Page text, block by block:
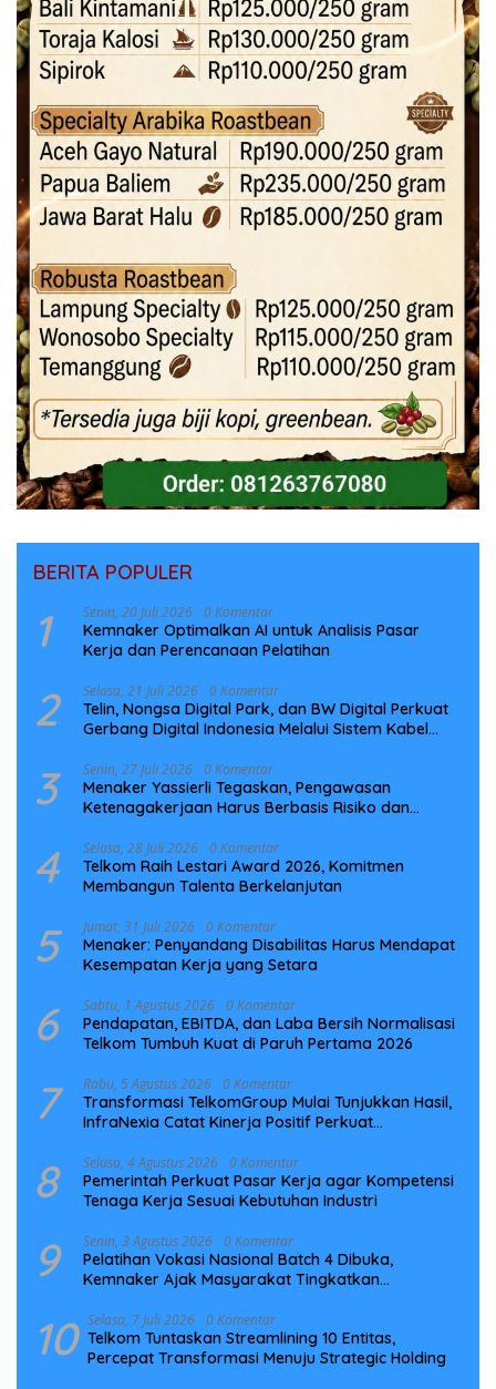
BERITA POPULER
1 Senin, 20 Juli 2026 0 Komentar
Kemnaker Optimalkan AI untuk Analisis Pasar
Kerja dan Perencanaan Pelatihan
2 Selasa, 21 Juli 2026 0 Komentar
Telin, Nongsa Digital Park, dan BW Digital Perkuat
Gerbang Digital Indonesia Melalui Sistem Kabel
3 Senin, 27 Juli 2026 0 Komentar
Menaker Yassierli Tegaskan, Pengawasan
Ketenagakerjaan Harus Berbasis Risiko dan
4 Selasa, 28 Juli 2026 0 Komentar
Telkom Raih Lestari Award 2026, Komitmen
Membangun Talenta Berkelanjutan
5 Jumat, 31 Juli 2026 0 Komentar
Menaker: Penyandang Disabilitas Harus Mendapat
Kesempatan Kerja yang Setara
6 Sabtu, 1 Agustus 2026 0 Komentar
Pendapatan, EBITDA, dan Laba Bersih Normalisasi
Telkom Tumbuh Kuat di Paruh Pertama 2026
7 Rabu, 5 Agustus 2026 0 Komentar
Transformasi TelkomGroup Mulai Tunjukkan Hasil,
InfraNexia Catat Kinerja Positif Perkuat
8 Selasa, 4 Agustus 2026 0 Komentar
Pemerintah Perkuat Pasar Kerja agar Kompetensi
Tenaga Kerja Sesuai Kebutuhan Industri
9 Senin, 3 Agustus 2026 0 Komentar
Pelatihan Vokasi Nasional Batch 4 Dibuka,
Kemnaker Ajak Masyarakat Tingkatkan
10 Selasa, 7 Juli 2026 0 Komentar
Telkom Tuntaskan Streamlining 10 Entitas,
Percepat Transformasi Menuju Strategic Holding